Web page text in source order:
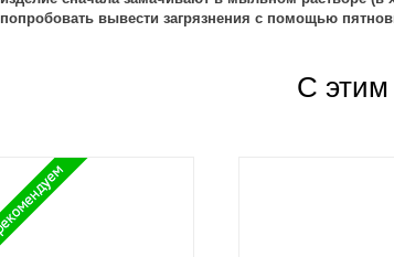
попробовать вывести загрязнения с помощью
С этим